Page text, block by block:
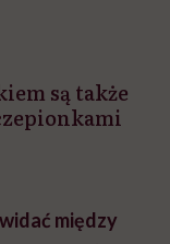
są także
między